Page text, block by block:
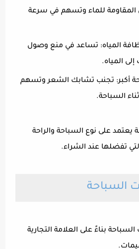
المقاومة للماء وتسهم في سرعة
المياه: تساعد في منع وصول
المياه.
أكبر: تجنب تشابك الشعر وتسهم
السباحة.
يعتمد على نوع السباحة والراحة
تفضلها عند الشراء.
السباحة
بناءً على العلامة التجارية